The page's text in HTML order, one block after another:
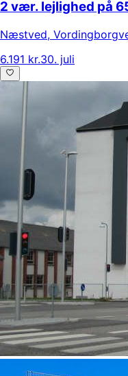
2 vær. lejlighed på
Næstved,
6.191 kr.30. juli